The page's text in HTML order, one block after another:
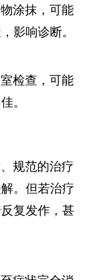
涂抹，可能
影响诊断。
检查，可能
。
规范的治疗
。但若治疗
复发作，甚